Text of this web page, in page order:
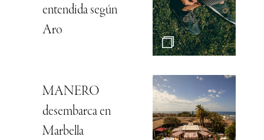
entendida según
Aro
MANERO
desembarca en
Marbella